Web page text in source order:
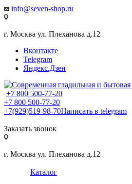
info@seven-shop.ru
г. Москва ул. Плеханова д.12
Вконтакте
Telegram
Яндекс.Дзен
+7 800 500-77-20
+7 800 500-77-20
+7(929)519-98-70Написать в telegram
Заказать звонок
г. Москва ул. Плеханова д.12
Каталог